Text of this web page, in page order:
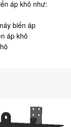
áp khô như:
biến áp
áp khô